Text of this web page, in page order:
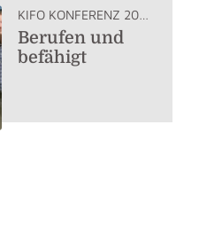
KIFO KONFERENZ 2019
Berufen und
befähigt